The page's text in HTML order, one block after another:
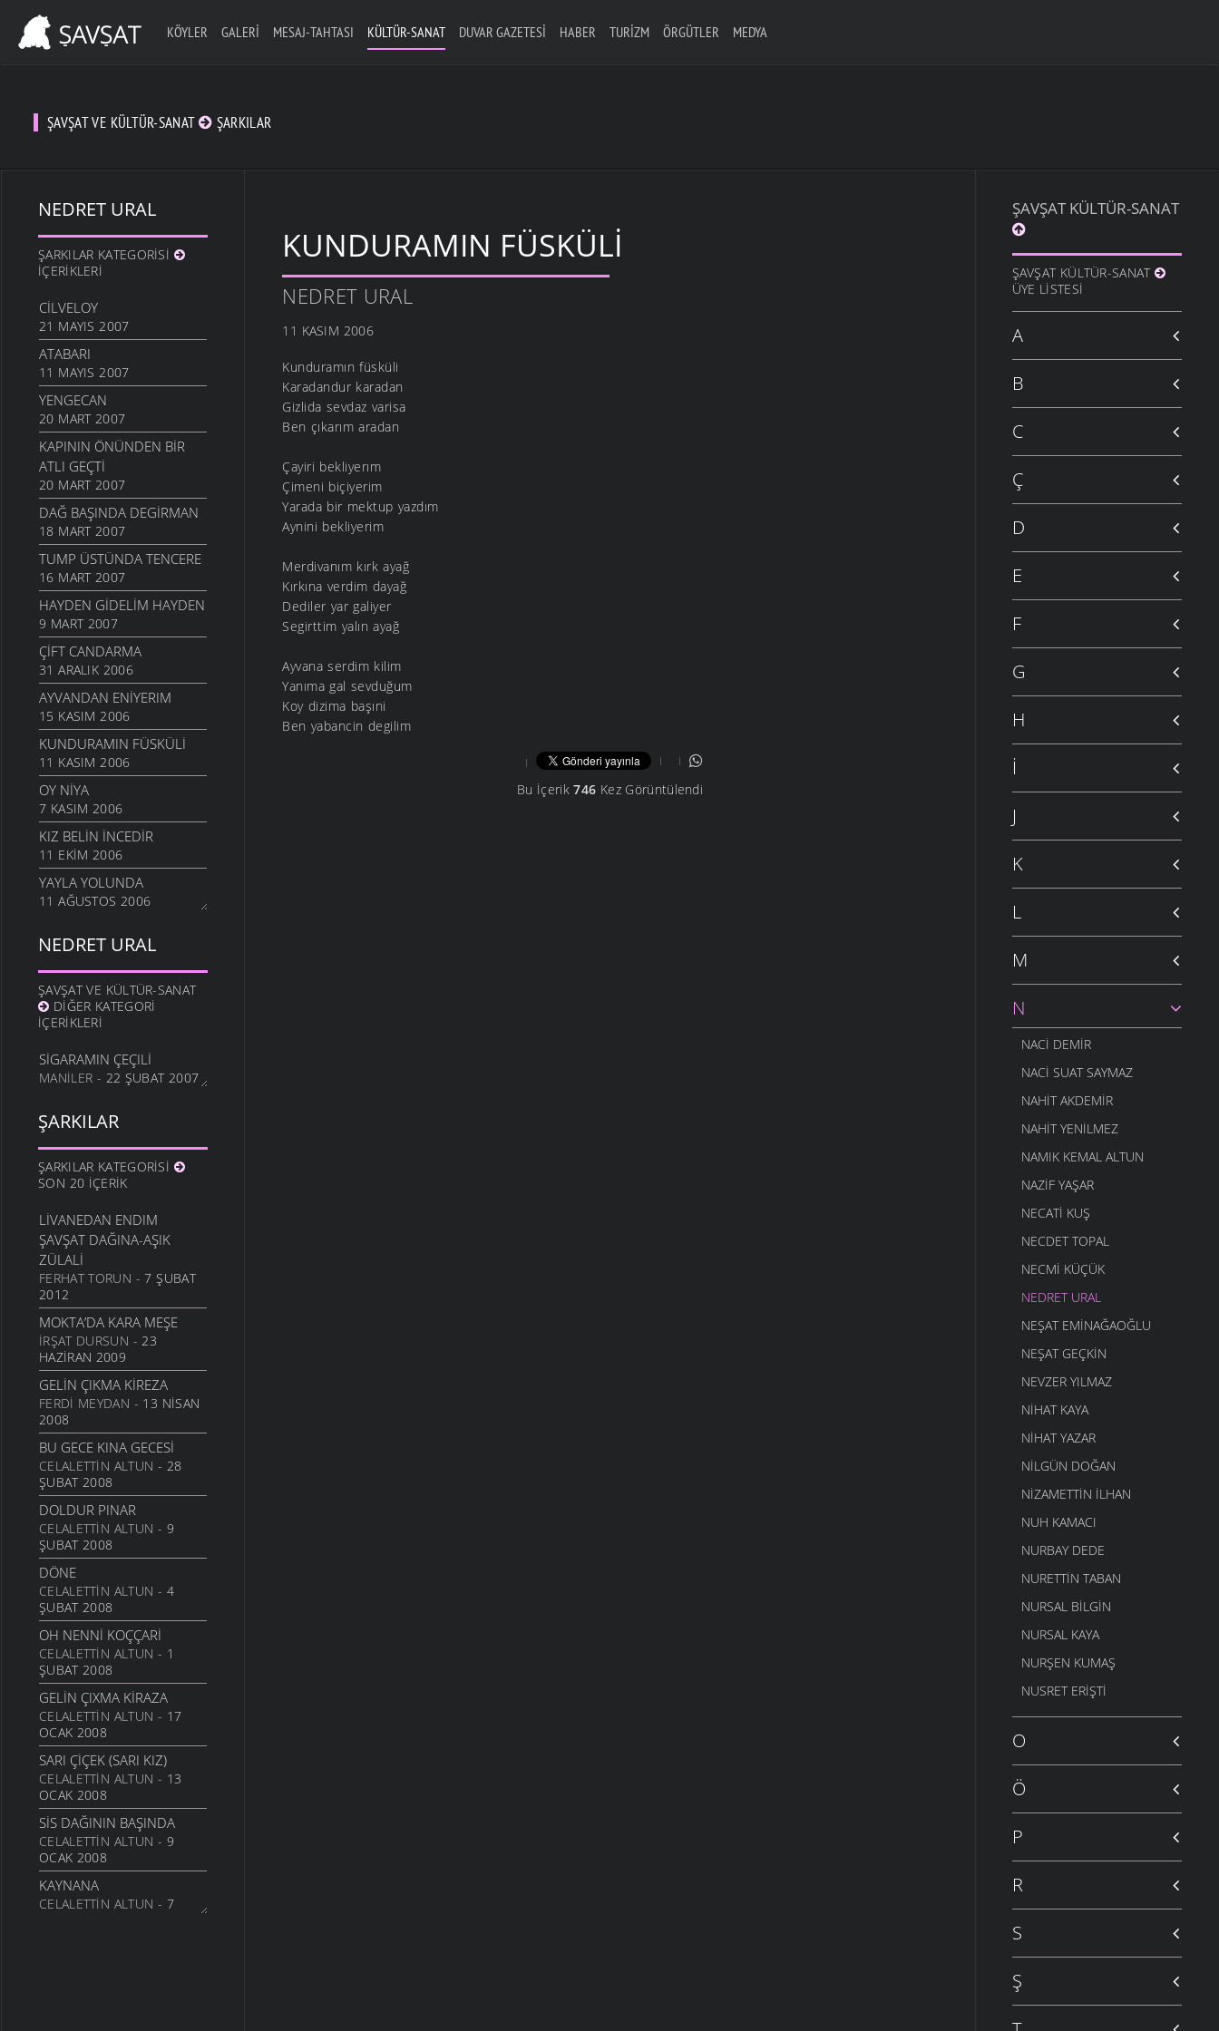
KÖYLER GALERI MESAJ-TAHTASI KÜLTÜR-SANAT DUVAR GAZETESI HABER TURIZM ÖRGÜTLER MEDYA
ŞAVŞAT VE KÜLTÜR-SANAT ŞARKILAR
NEDRET URAL
ŞARKILAR KATEGORISI
İÇERIKLERI
CILVELOY
21 MAYIS 2007
ATABARI
11 MAYIS 2007
YENGECAN
20 MART 2007
KAPININ ÖNÜNDEN BIR
ATLI GEÇTI
20 MART 2007
DAĞ BAŞINDA DEGIRMAN
18 MART 2007
TUMP ÜSTÜNDA TENCERE
16 MART 2007
HAYDEN GIDELIM HAYDEN
9 MART 2007
ÇIFT CANDARMA
31 ARALIK 2006
AYVANDAN ENIYERIM
15 KASIM 2006
KUNDURAMIN FÜSKÜLI
11 KASIM 2006
OY NIYA
7 KASIM 2006
KIZ BELIN İNCEDIR
11 EKIM 2006
YAYLA YOLUNDA
11 AĞUSTOS 2006
NEDRET URAL
ŞAVŞAT VE KÜLTÜR-SANAT
DIĞER KATEGORI
İÇERIKLERI
SIGARAMIN ÇEÇILI
MANILER - 22 ŞUBAT 2007
ŞARKILAR
ŞARKILAR KATEGORISI
SON 20 İÇERIK
LIVANEDAN ENDIM
ŞAVŞAT DAĞINA-AŞIK
ZÜLALI
FERHAT TORUN - 7 ŞUBAT
2012
MOKTA’DA KARA MEŞE
İRŞAT DURSUN - 23
HAZIRAN 2009
GELIN ÇIKMA KIREZA
FERDI MEYDAN - 13 NISAN
2008
BU GECE KINA GECESI
CELALETTIN ALTUN - 28
ŞUBAT 2008
DOLDUR PINAR
CELALETTIN ALTUN - 9
ŞUBAT 2008
DÖNE
CELALETTIN ALTUN - 4
ŞUBAT 2008
OH NENNI KOÇÇARI
CELALETTIN ALTUN - 1
ŞUBAT 2008
GELIN ÇIXMA KIRAZA
CELALETTIN ALTUN - 17
OCAK 2008
SARI ÇIÇEK (SARI KIZ)
CELALETTIN ALTUN - 13
OCAK 2008
SIS DAĞININ BAŞINDA
CELALETTIN ALTUN - 9
OCAK 2008
KAYNANA
CELALETTIN ALTUN - 7
KUNDURAMIN FÜSKÜLI
NEDRET URAL
11 KASIM 2006
Kunduramın füsküli
Karadandur karadan
Gizlida sevdaz varisa
Ben çıkarım aradan
Çayiri bekliyerım
Çimeni biçiyerim
Yarada bir mektup yazdım
Aynini bekliyerim
Merdivanım kırk ayağ
Kırkına verdim dayağ
Dediler yar galiyer
Segirttim yalın ayağ
Ayvana serdim kilim
Yanıma gal sevduğum
Koy dizima başıni
Ben yabancin degilim
Bu İçerik746 Kez Görüntülendi
ŞAVŞAT KÜLTÜR-SANAT
ŞAVŞAT KÜLTÜR-SANAT
ÜYE LISTESI
A
B
C
Ç
D
E
F
G
H
İ
J
K
L
M
N
NACI DEMIR
NACI SUAT SAYMAZ
NAHIT AKDEMIR
NAHIT YENILMEZ
NAMIK KEMAL ALTUN
NAZIF YAŞAR
NECATI KUŞ
NECDET TOPAL
NECMI KÜÇÜK
NEDRET URAL
NEŞAT EMINAĞAOĞLU
NEŞAT GEÇKIN
NEVZER YILMAZ
NIHAT KAYA
NIHAT YAZAR
NILGÜN DOĞAN
NIZAMETTIN İLHAN
NUH KAMACI
NURBAY DEDE
NURETTIN TABAN
NURSAL BILGIN
NURSAL KAYA
NURŞEN KUMAŞ
NUSRET ERIŞTI
O
Ö
P
R
S
Ş